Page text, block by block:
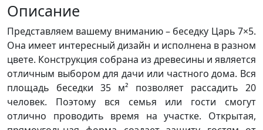
Описание
Представляем вашему вниманию – беседку Царь 7×5.
Она имеет интересный дизайн и исполнена в разном
цвете. Конструкция собрана из древесины и является
отличным выбором для дачи или частного дома. Вся
площадь беседки 35 м² позволяет рассадить 20
человек. Поэтому вся семья или гости смогут
отлично проводить время на участке. Открытая,